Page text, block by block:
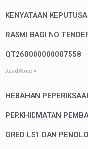
KENYATAAN
RASMI BAGI NO
QT260000000007558
Read More »
HEBAHAN
PERKHIDMATAN
GRED LS1 DAN